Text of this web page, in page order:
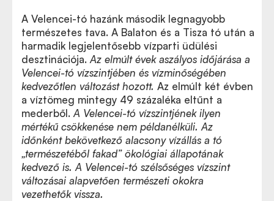
A Velencei-tó hazánk második legnagyobb
természetes tava. A Balaton és a Tisza tó után a
harmadik legjelentősebb vízparti üdülési
desztinációja. Az elmúlt évek aszályos időjárása a
Velencei-tó vízszintjében és vízminőségében
kedvezőtlen változást hozott. Az elmúlt két évben
a víztömeg mintegy 49 százaléka eltűnt a
mederből. A Velencei-tó vízszintjének ilyen
mértékű csökkenése nem példanélküli. Az
időnként bekövetkező alacsony vízállás a tó
„természetéből fakad” ökológiai állapotának
kedvező is. A Velencei-tó szélsőséges vízszint
változásai alapvetően természeti okokra
vezethetők vissza.